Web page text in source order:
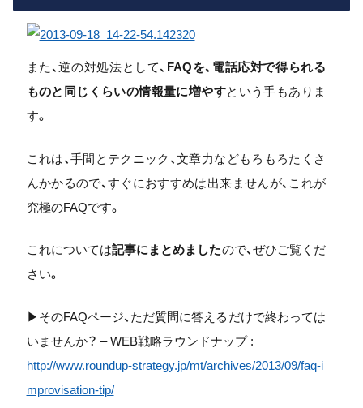
また、逆の対処法として、 FAQを、電話応対で得られる
ものと同じくらいの情報量に増やすという手もありま
す。
これは、手間とテクニック、文章力などもろもろたくさ
んかかるので、すぐにおすすめは出来ませんが、これが
究極のFAQです。
これについては記事にまとめましたので、ぜひご覧くだ
さい。
▶そのFAQページ、ただ質問に答えるだけで終わっては
いませんか？ – WEB戦略ラウンドナップ :
http://www.roundup-strategy.jp/mt/archives/2013/09/faq-i
mprovisation-tip/